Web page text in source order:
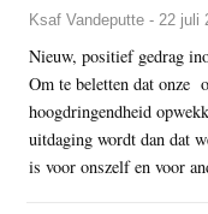
Ksaf Vandeputte - 22 juli
Nieuw, positief gedrag
Om te beletten dat onze
hoogdringendheid
uitdaging wordt dan dat
is voor onszelf en voor